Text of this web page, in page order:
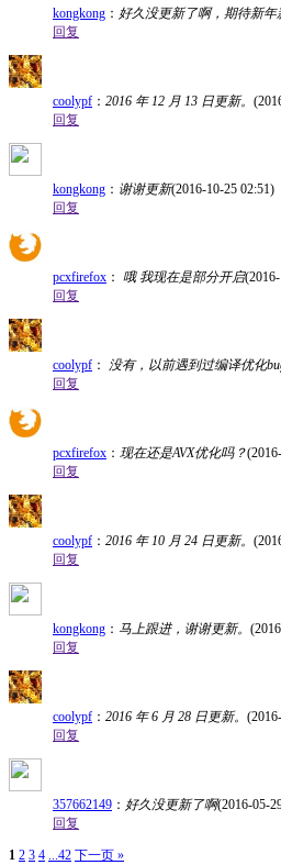
kongkong ： 好久没更新了啊，期待新年
回复
coolypf ： 2016 年 12 月 13 日更新。
回复
kongkong ： 谢谢更新(2016-10-25 02:51)
回复
pcxfirefox ： 哦 我现在是部分开启
回复
coolypf ： 没有，以前遇到过编译优化
回复
pcxfirefox ： 现在还是AVX优化吗？
回复
coolypf ： 2016 年 10 月 24 日更新。
回复
kongkong ： 马上跟进，谢谢更新。
回复
coolypf ： 2016 年 6 月 28 日更新。
回复
357662149 ： 好久没更新了啊(2016-05-
回复
1 2 3 4 ...42 下一页 »